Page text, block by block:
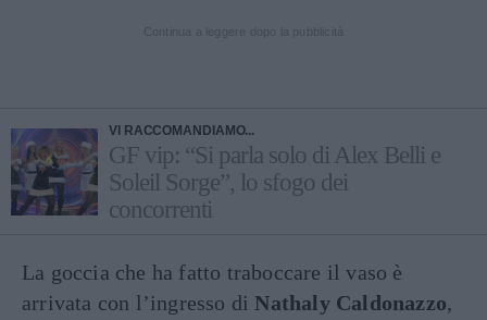
VI RACCOMANDIAMO...
GF vip: “Si parla solo di Alex Belli e
Soleil Sorge”, lo sfogo dei
concorrenti
La goccia che ha fatto traboccare il vaso è
arrivata con l’ingresso diNathaly Caldonazzo,